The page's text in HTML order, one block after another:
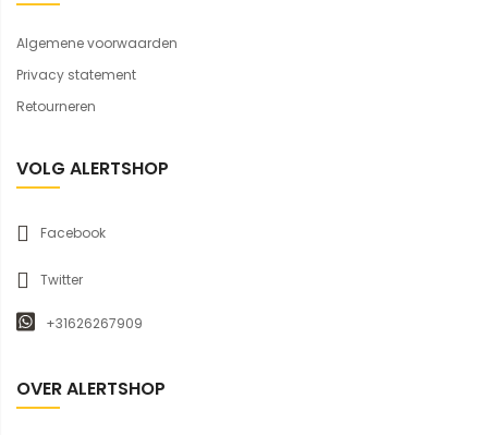
Algemene voorwaarden
Privacy statement
Retourneren
VOLG ALERTSHOP
Facebook
Twitter
+31626267909
OVER ALERTSHOP